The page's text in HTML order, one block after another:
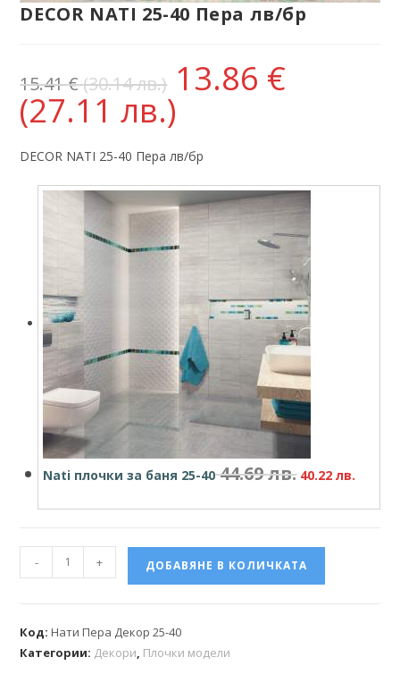
DECOR NATI 25-40 Пера лв/бр
15.41€(30.14 лв.) 13.86 €
(27.11 лв.)
DECOR NATI 25-40 Пера лв/бр
Nati плочки за баня 25-4044.69лв. 40.22лв.
- + ДОБАВЯНЕ В КОЛИЧКАТА
Код:Нати Пера Декор 25-40
Категории: Декори, Плочки модели